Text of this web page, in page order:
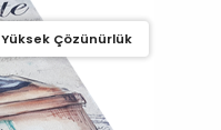
Yüksek Çözünürlük